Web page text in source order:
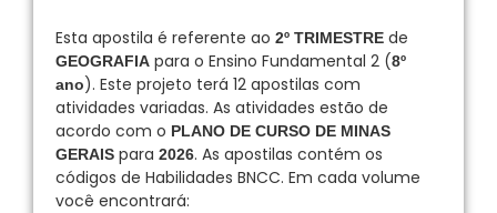
Esta apostila é referente ao 2º TRIMESTRE de
GEOGRAFIA para o Ensino Fundamental 2 (8º
ano). Este projeto terá 12 apostilas com
atividades variadas. As atividades estão de
acordo com o PLANO DE CURSO DE MINAS
GERAIS para 2026. As apostilas contém os
códigos de Habilidades BNCC. Em cada volume
você encontrará: